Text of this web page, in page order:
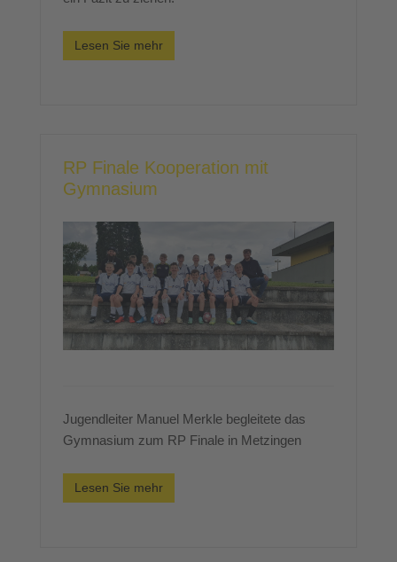
Lesen Sie mehr
RP Finale Kooperation mit
Gymnasium
Jugendleiter Manuel Merkle begleitete das
Gymnasium zum RP Finale in Metzingen
Lesen Sie mehr